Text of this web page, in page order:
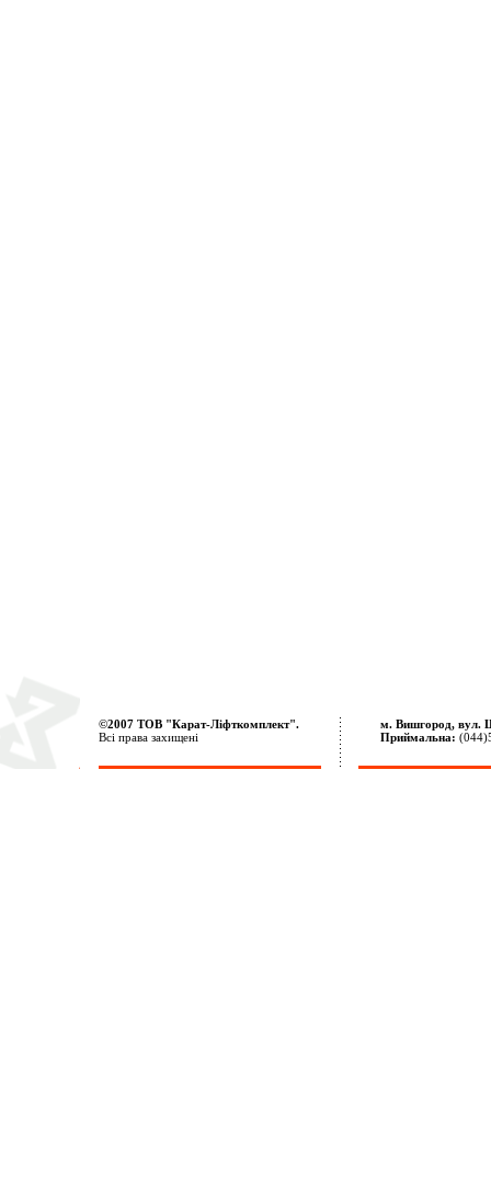
©2007 ТОВ "Карат-Ліфткомплект".
Всі права захищені
м. Вишгород, вул.
Приймальна: